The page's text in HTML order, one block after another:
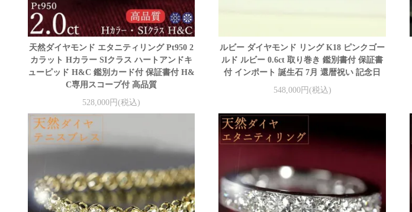
天然ダイヤモンド エタニティリング Pt950 2
カラット Hカラー SIクラス ハートアンドキ
ューピッド H&C 鑑別カード付 保証書付 H&
C専用スコープ付 高品質
528,000円(税込)
ルビー ダイヤモンド リング K18 ピンクゴー
ルド ルビー 0.6ct 取り巻き 鑑別書付 保証書
付 インポート 誕生石 7月 還暦祝い 記念日
548,000円(税込)